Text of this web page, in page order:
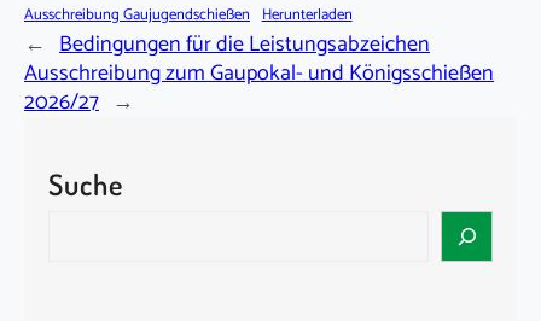
Ausschreibung Gaujugendschießen Herunterladen
← Bedingungen für die Leistungsabzeichen
Ausschreibung zum Gaupokal- und Königsschießen
2026/27 →
Suche